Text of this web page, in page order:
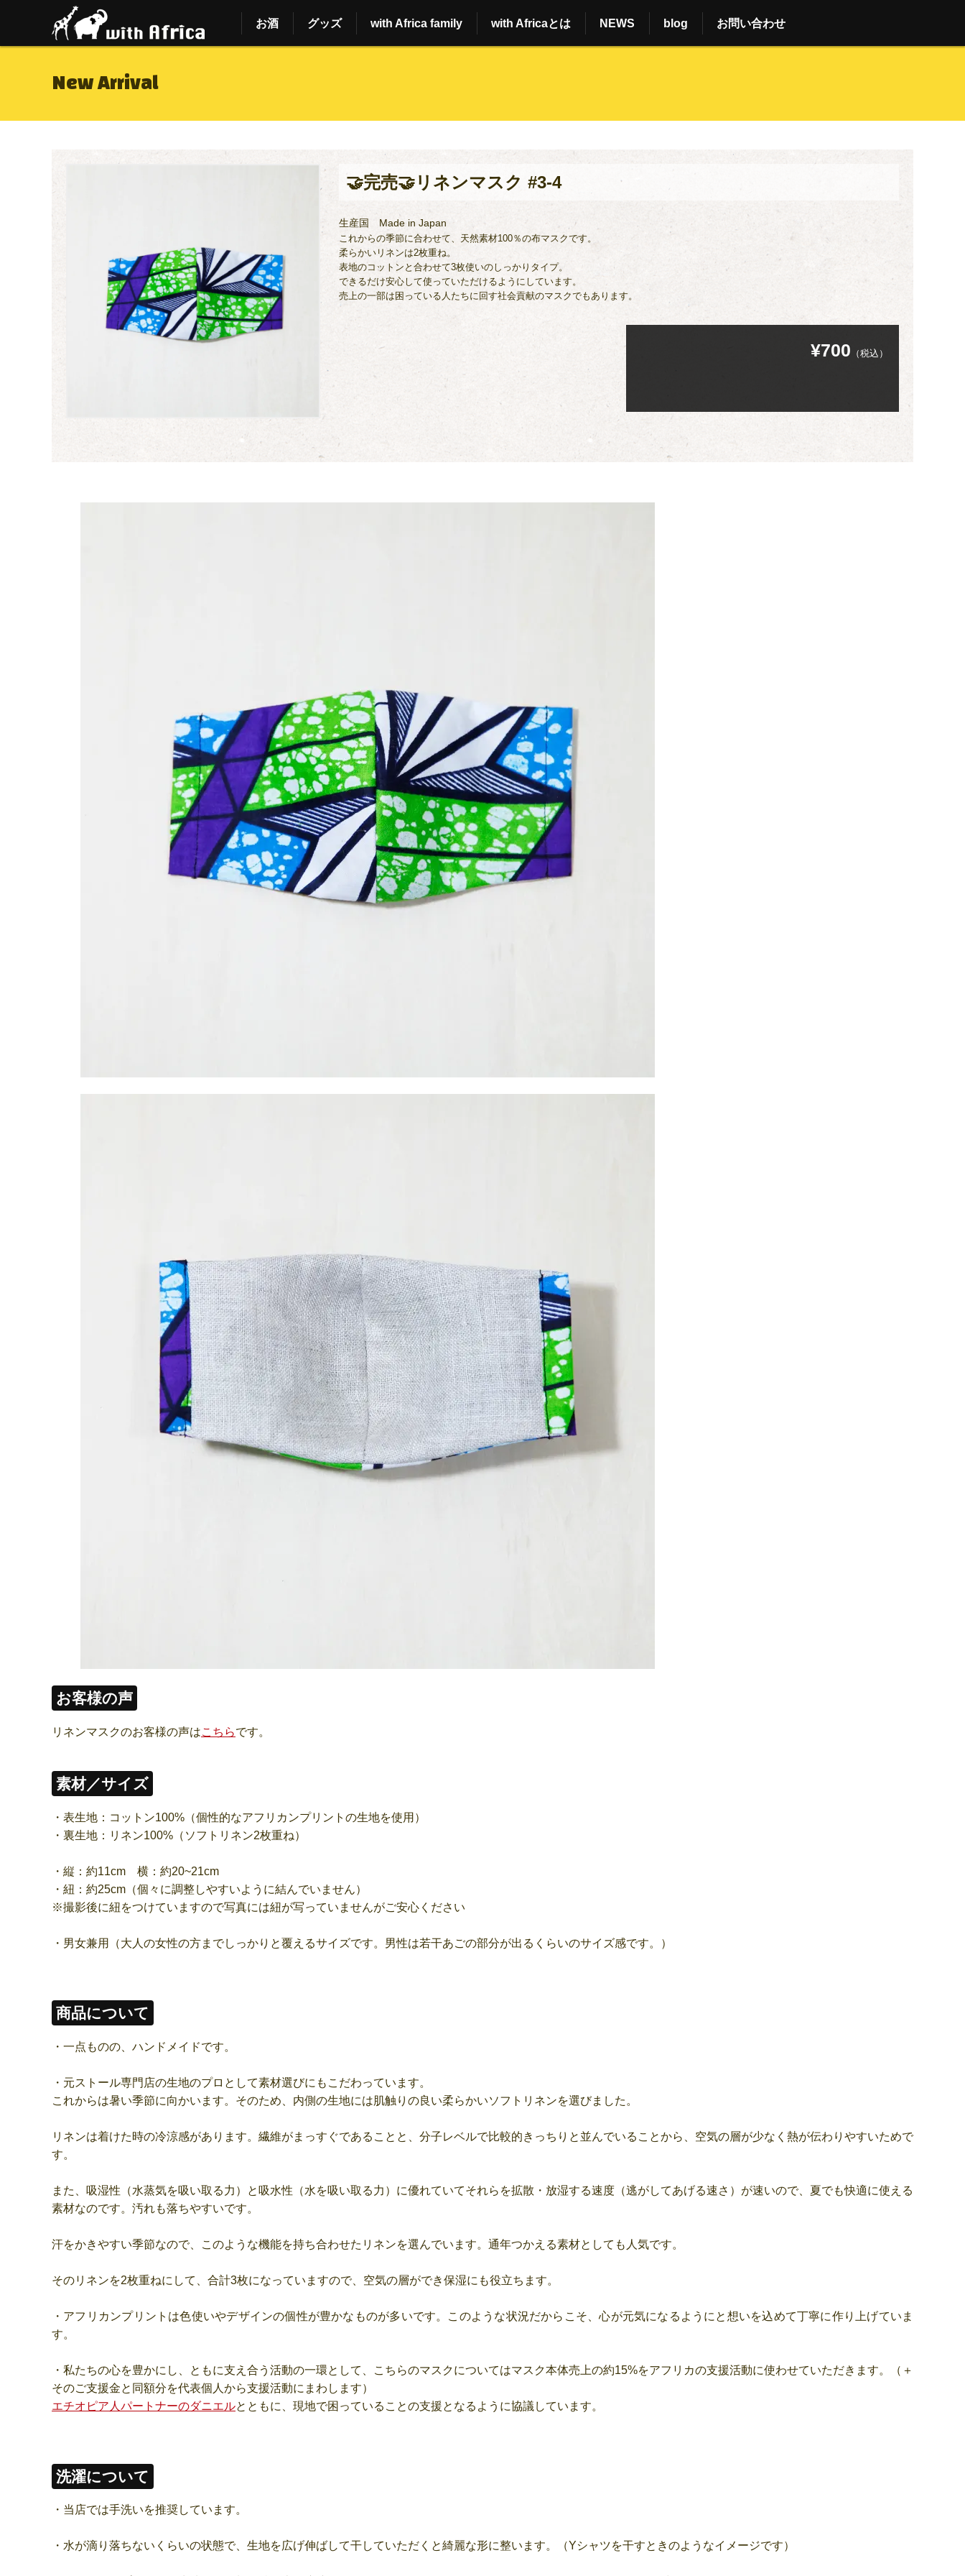
お酒 グッズ with Africa family with Africaとは NEWS blog お問い合わせ
New Arrival
🤝完売🤝リネンマスク #3-4
生産国 Made in Japan
これからの季節に合わせて、天然素材100％の布マスクです。
柔らかいリネンは2枚重ね。
表地のコットンと合わせて3枚使いのしっかりタイプ。
できるだけ安心して使っていただけるようにしています。
売上の一部は困っている人たちに回す社会貢献のマスクでもあります。
¥700 （税込）
お客様の声
リネンマスクのお客様の声はこちらです。
素材／サイズ
・表生地：コットン100%（個性的なアフリカンプリントの生地を使用）
・裏生地：リネン100%（ソフトリネン2枚重ね）
・縦：約11cm 横：約20~21cm
・紐：約25cm（個々に調整しやすいように結んでいません）
※撮影後に紐をつけていますので写真には紐が写っていませんがご安心ください
・男女兼用（大人の女性の方までしっかりと覆えるサイズです。男性は若干あごの部分が出るくらいのサイズ感です。）
商品について
・一点ものの、ハンドメイドです。
・元ストール専門店の生地のプロとして素材選びにもこだわっています。
これからは暑い季節に向かいます。そのため、内側の生地には肌触りの良い柔らかいソフトリネンを選びました。
リネンは着けた時の冷涼感があります。繊維がまっすぐであることと、分子レベルで比較的きっちりと並んでいることから、空気の層が少なく熱が伝わりやすいためで
す。
また、吸湿性（水蒸気を吸い取る力）と吸水性（水を吸い取る力）に優れていてそれらを拡散・放湿する速度（逃がしてあげる速さ）が速いので、夏でも快適に使える
素材なのです。汚れも落ちやすいです。
汗をかきやすい季節なので、このような機能を持ち合わせたリネンを選んでいます。通年つかえる素材としても人気です。
そのリネンを2枚重ねにして、合計3枚になっていますので、空気の層ができ保湿にも役立ちます。
・アフリカンプリントは色使いやデザインの個性が豊かなものが多いです。このような状況だからこそ、心が元気になるようにと想いを込めて丁寧に作り上げていま
す。
・私たちの心を豊かにし、ともに支え合う活動の一環として、こちらのマスクについてはマスク本体売上の約15%をアフリカの支援活動に使わせていただきます。（＋
そのご支援金と同額分を代表個人から支援活動にまわします）
エチオピア人パートナーのダニエルとともに、現地で困っていることの支援となるように協議しています。
洗濯について
・当店では手洗いを推奨しています。
・水が滴り落ちないくらいの状態で、生地を広げ伸ばして干していただくと綺麗な形に整います。（Yシャツを干すときのようなイメージです）